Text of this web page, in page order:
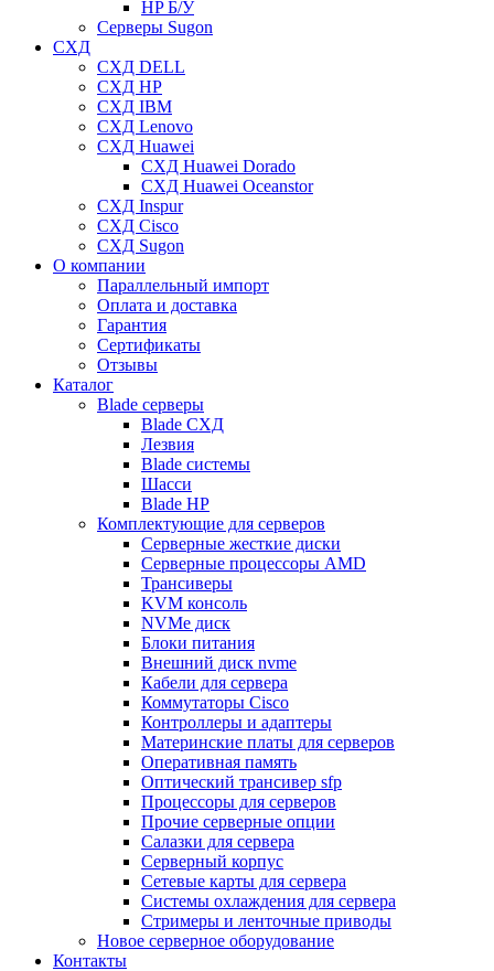
HP Б/У
Серверы Sugon
СХД
СХД DELL
СХД HP
СХД IBM
СХД Lenovo
СХД Huawei
СХД Huawei Dorado
СХД Huawei Oceanstor
СХД Inspur
СХД Cisco
СХД Sugon
О компании
Параллельный импорт
Оплата и доставка
Гарантия
Сертификаты
Отзывы
Каталог
Blade серверы
Blade СХД
Лезвия
Blade системы
Шасси
Blade HP
Комплектующие для серверов
Серверные жесткие диски
Серверные процессоры AMD
Трансиверы
KVM консоль
NVMe диск
Блоки питания
Внешний диск nvme
Кабели для сервера
Коммутаторы Cisco
Контроллеры и адаптеры
Материнские платы для серверов
Оперативная память
Оптический трансивер sfp
Процессоры для серверов
Прочие серверные опции
Салазки для сервера
Серверный корпус
Сетевые карты для сервера
Системы охлаждения для сервера
Стримеры и ленточные приводы
Новое серверное оборудование
Контакты